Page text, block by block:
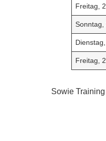
Freitag,
Sonntag,
Freitag,
Sowie